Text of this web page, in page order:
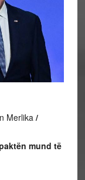
Merlika /
mund të